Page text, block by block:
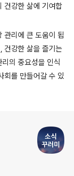
건강한 삶에 기여합
관리에 큰 도움이 됩
건강한 삶을 즐기는
의 중요성을 인식
회를 만들어갈 수 있